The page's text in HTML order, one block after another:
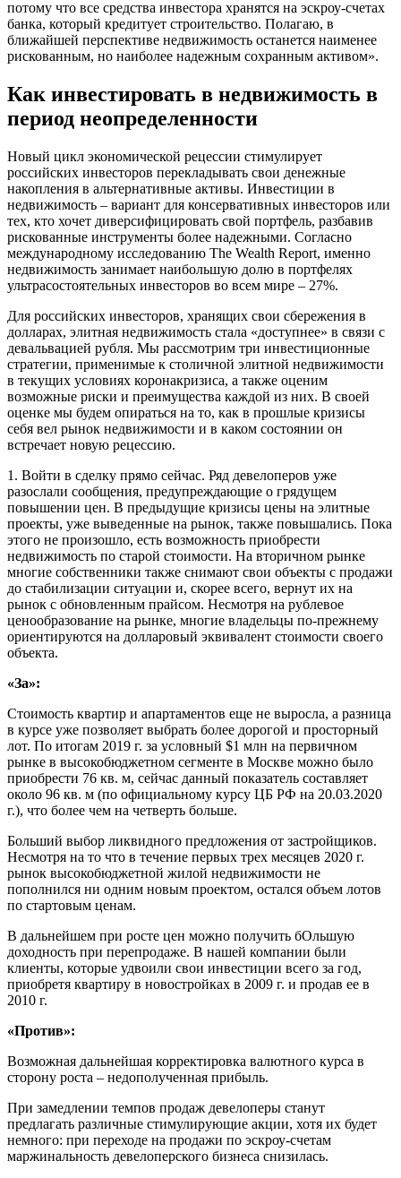
потому что все средства инвестора хранятся на эскроу-счетах
банка, который кредитует строительство. Полагаю, в
ближайшей перспективе недвижимость останется наименее
рискованным, но наиболее надежным сохранным активом».
Как инвестировать в недвижимость в
период неопределенности
Новый цикл экономической рецессии стимулирует
российских инвесторов перекладывать свои денежные
накопления в альтернативные активы. Инвестиции в
недвижимость – вариант для консервативных инвесторов или
тех, кто хочет диверсифицировать свой портфель, разбавив
рискованные инструменты более надежными. Согласно
международному исследованию The Wealth Report, именно
недвижимость занимает наибольшую долю в портфелях
ультрасостоятельных инвесторов во всем мире – 27%.
Для российских инвесторов, хранящих свои сбережения в
долларах, элитная недвижимость стала «доступнее» в связи с
девальвацией рубля. Мы рассмотрим три инвестиционные
стратегии, применимые к столичной элитной недвижимости
в текущих условиях коронакризиса, а также оценим
возможные риски и преимущества каждой из них. В своей
оценке мы будем опираться на то, как в прошлые кризисы
себя вел рынок недвижимости и в каком состоянии он
встречает новую рецессию.
1. Войти в сделку прямо сейчас. Ряд девелоперов уже
разослали сообщения, предупреждающие о грядущем
повышении цен. В предыдущие кризисы цены на элитные
проекты, уже выведенные на рынок, также повышались. Пока
этого не произошло, есть возможность приобрести
недвижимость по старой стоимости. На вторичном рынке
многие собственники также снимают свои объекты с продажи
до стабилизации ситуации и, скорее всего, вернут их на
рынок с обновленным прайсом. Несмотря на рублевое
ценообразование на рынке, многие владельцы по-прежнему
ориентируются на долларовый эквивалент стоимости своего
объекта.
«За»:
Стоимость квартир и апартаментов еще не выросла, а разница
в курсе уже позволяет выбрать более дорогой и просторный
лот. По итогам 2019 г. за условный $1 млн на первичном
рынке в высокобюджетном сегменте в Москве можно было
приобрести 76 кв. м, сейчас данный показатель составляет
около 96 кв. м (по официальному курсу ЦБ РФ на 20.03.2020
г.), что более чем на четверть больше.
Больший выбор ликвидного предложения от застройщиков.
Несмотря на то что в течение первых трех месяцев 2020 г.
рынок высокобюджетной жилой недвижимости не
пополнился ни одним новым проектом, остался объем лотов
по стартовым ценам.
В дальнейшем при росте цен можно получить бОльшую
доходность при перепродаже. В нашей компании были
клиенты, которые удвоили свои инвестиции всего за год,
приобретя квартиру в новостройках в 2009 г. и продав ее в
2010 г.
«Против»:
Возможная дальнейшая корректировка валютного курса в
сторону роста – недополученная прибыль.
При замедлении темпов продаж девелоперы станут
предлагать различные стимулирующие акции, хотя их будет
немного: при переходе на продажи по эскроу-счетам
маржинальность девелоперского бизнеса снизилась.